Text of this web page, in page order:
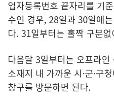
업자등록번호 끝자리를 기
수인 경우, 28일과 30일에
다. 31일부터는 홀짝 구분
다음달 3일부터는 오프라
소재지 내 가까운 시·군·구
창구를 방문하면 된다.